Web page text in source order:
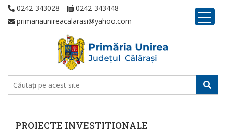
0242-343028
0242-343448
primariaunireacalarasi@yahoo.com
PROIECTE INVESTITIONALE